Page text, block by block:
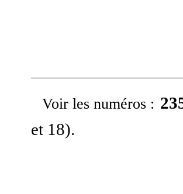
Voir les numéros :
et 18).